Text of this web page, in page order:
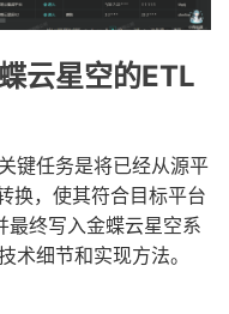
云星空的ETL
键任务是将已经从源平
换，使其符合目标平台
最终写入金蝶云星空系
术细节和实现方法。